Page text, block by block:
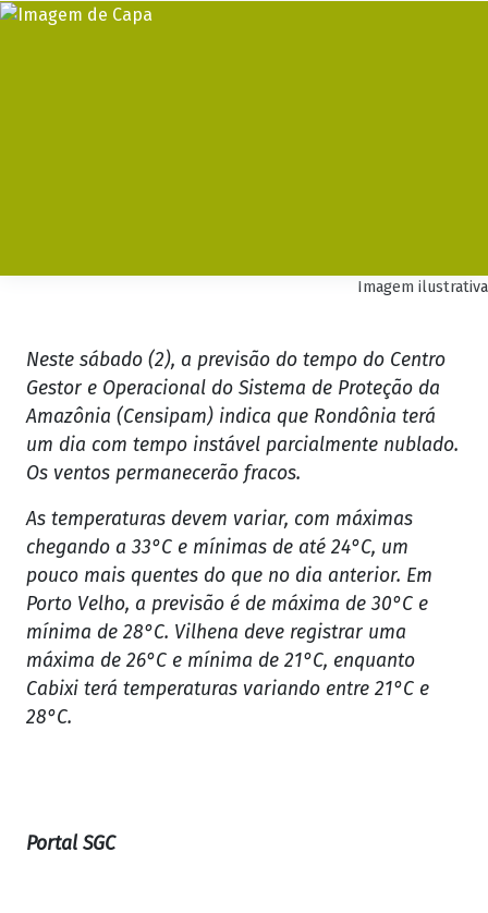
Imagem ilustrativa
Neste sábado (2), a previsão do tempo do Centro
Gestor e Operacional do Sistema de Proteção da
Amazônia (Censipam) indica que Rondônia terá
um dia com tempo instável parcialmente nublado.
Os ventos permanecerão fracos.
As temperaturas devem variar, com máximas
chegando a 33°C e mínimas de até 24°C, um
pouco mais quentes do que no dia anterior. Em
Porto Velho, a previsão é de máxima de 30°C e
mínima de 28°C. Vilhena deve registrar uma
máxima de 26°C e mínima de 21°C, enquanto
Cabixi terá temperaturas variando entre 21°C e
28°C.
Portal SGC